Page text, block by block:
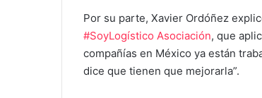
Por su parte, Xavier Ordóñez
#SoyLogístico Asociación, que
compañías en México ya están
dice que tienen que mejorarla”.